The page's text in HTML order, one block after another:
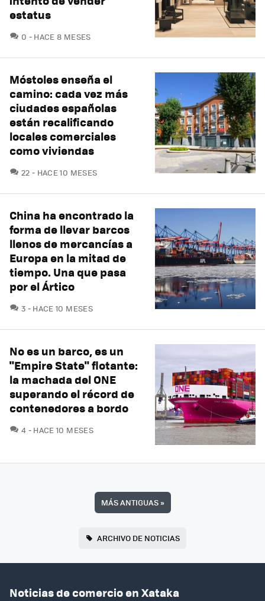
estatus
0 COMENTARIOS
HACE 8 MESES
Móstoles enseña el
camino: cada vez más
ciudades españolas
están recalificando
locales comerciales
como viviendas
22 COMENTARIOS
HACE 10 MESES
China ha encontrado la
forma de llevar barcos
llenos de mercancías a
Europa en la mitad de
tiempo. Una que pasa
por el Ártico
3 COMENTARIOS
HACE 10 MESES
No es un barco, es un
"Empire State" flotante:
la machada del ONE
superando el récord de
contenedores a bordo
4 COMENTARIOS
HACE 10 MESES
MÁS ANTIGUAS»
ARCHIVO DE NOTICIAS
Noticias de comercio en Xataka